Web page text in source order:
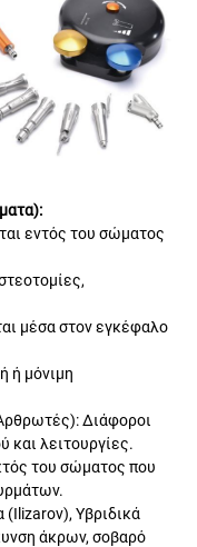
εντός του σώματος
μέσα στον εγκέφαλο
ή μόνιμη
Διάφοροι
και λειτουργίες.
του σώματος που
(Ilizarov), Υβριδικά
άκρων, σοβαρό